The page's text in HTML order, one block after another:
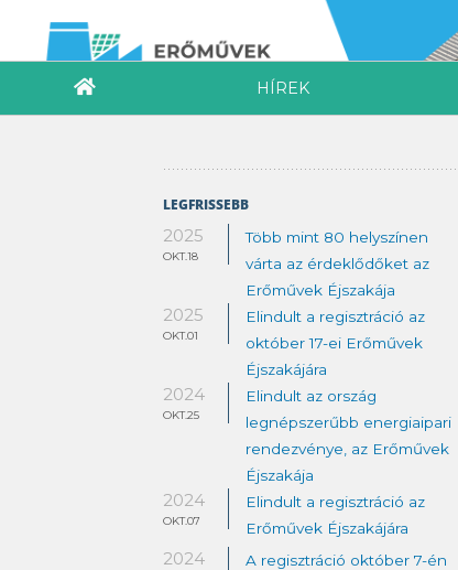
HÍREK
LEGFRISSEBB
2025
OKT.18
Több mint 80 helyszínen
várta az érdeklődőket az
Erőművek Éjszakája
2025
OKT.01
Elindult a regisztráció az
október 17-ei Erőművek
Éjszakájára
2024
OKT.25
Elindult az ország
legnépszerűbb energiaipari
rendezvénye, az Erőművek
Éjszakája
2024
OKT.07
Elindult a regisztráció az
Erőművek Éjszakájára
2024
A regisztráció október 7-én